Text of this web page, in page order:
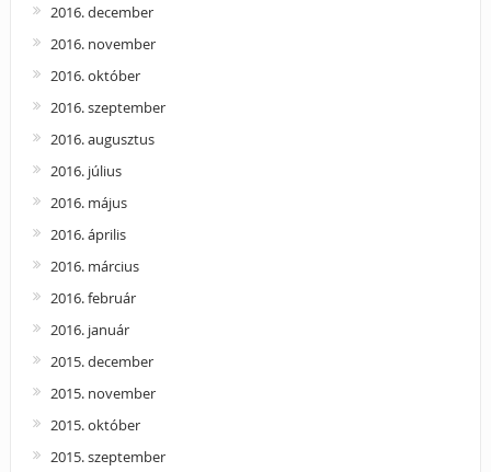
2016. december
2016. november
2016. október
2016. szeptember
2016. augusztus
2016. július
2016. május
2016. április
2016. március
2016. február
2016. január
2015. december
2015. november
2015. október
2015. szeptember